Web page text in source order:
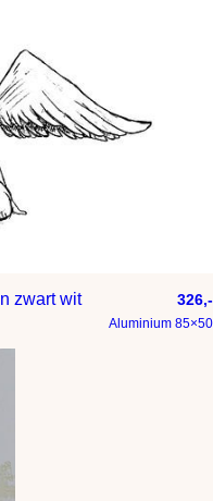
zwart wit 326,-
Aluminium 85×50